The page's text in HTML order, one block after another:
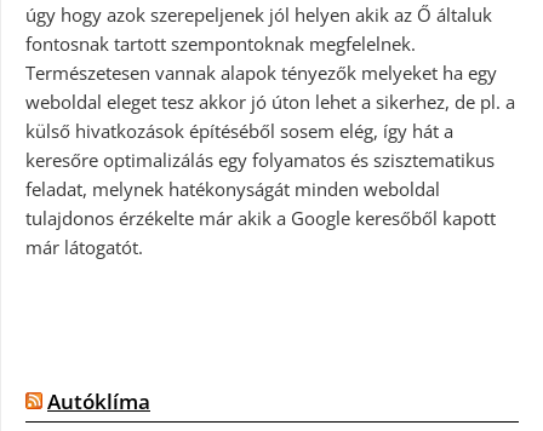
úgy hogy azok szerepeljenek jól helyen akik az Ő általuk
fontosnak tartott szempontoknak megfelelnek.
Természetesen vannak alapok tényezők melyeket ha egy
weboldal eleget tesz akkor jó úton lehet a sikerhez, de pl. a
külső hivatkozások építéséből sosem elég, így hát a
keresőre optimalizálás egy folyamatos és szisztematikus
feladat, melynek hatékonyságát minden weboldal
tulajdonos érzékelte már akik a Google keresőből kapott
már látogatót.
Autóklíma